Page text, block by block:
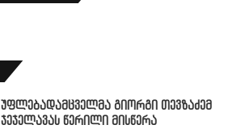
უფლებადამცველმა გიორგი თევზაძემ
ჯეჯელავას წერილი მისწერა